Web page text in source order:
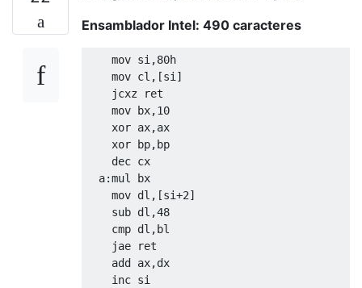
Ensamblador Intel: 490 caracteres
    mov si,80h
    mov cl,[si]
    jcxz ret
    mov bx,10
    xor ax,ax
    xor bp,bp
    dec cx
  a:mul bx
    mov dl,[si+2]
    sub dl,48
    cmp dl,bl
    jae ret
    add ax,dx
    inc si